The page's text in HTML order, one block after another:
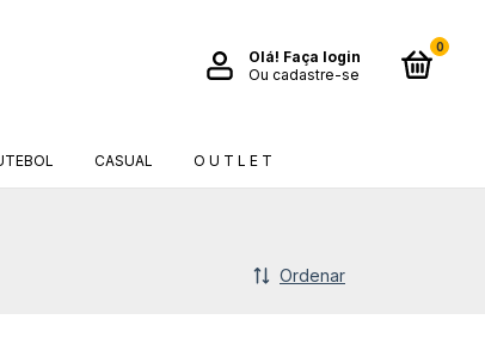
Olá! Faça login
Ou cadastre-se
0
CASUAL O U T L E T
Ordenar